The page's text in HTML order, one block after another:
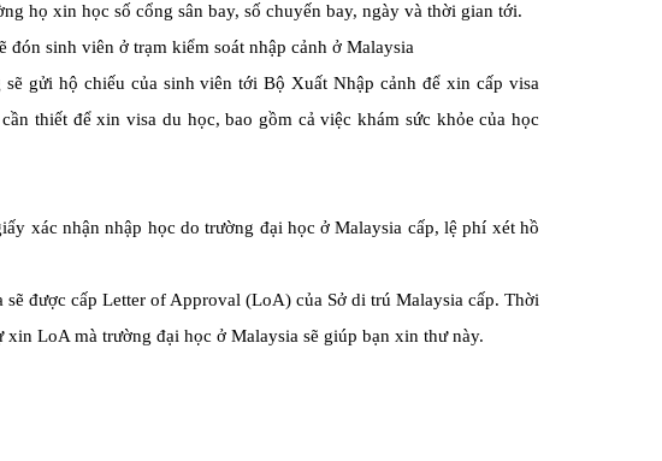
họ xin học số cổng sân bay, số chuyến bay, ngày và thời gian tới.
sinh viên ở trạm kiểm soát nhập cảnh ở Malaysia
gửi hộ chiếu của sinh viên tới Bộ Xuất Nhập cảnh để xin cấp visa
thiết để xin visa du học, bao gồm cả việc khám sức khỏe của học
xác nhận nhập học do trường đại học ở Malaysia cấp, lệ phí xét hồ
được cấp Letter of Approval (LoA) của Sở di trú Malaysia cấp. Thời
LoA mà trường đại học ở Malaysia sẽ giúp bạn xin thư này.